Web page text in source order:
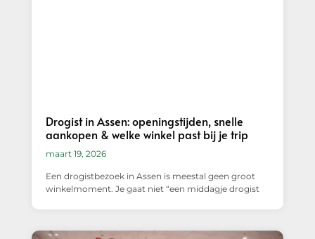
Drogist in Assen: openingstijden, snelle
aankopen & welke winkel past bij je trip
maart 19, 2026
Een drogistbezoek in Assen is meestal geen groot
winkelmoment. Je gaat niet “een middagje drogist